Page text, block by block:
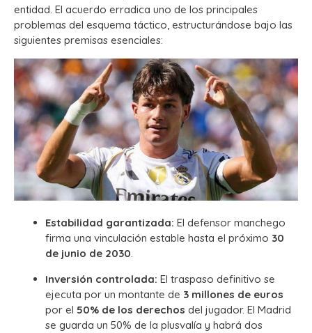
entidad. El acuerdo erradica uno de los principales
problemas del esquema táctico, estructurándose bajo las
siguientes premisas esenciales:
Estabilidad garantizada: El defensor manchego
firma una vinculación estable hasta el próximo 30
de junio de 2030.
Inversión controlada: El traspaso definitivo se
ejecuta por un montante de 3 millones de euros
por el 50% de los derechos del jugador. El Madrid
se guarda un 50% de la plusvalía y habrá dos